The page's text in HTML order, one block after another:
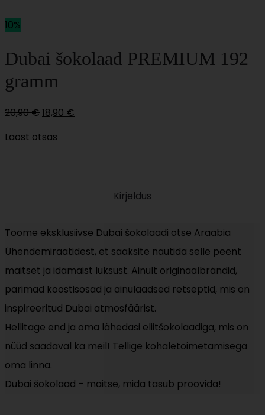
10%
Dubai šokolaad PREMIUM 192
gramm
20,90€Algne
oli:
18,90 €
Laost otsas
Kirjeldus
Toome eksklusiivse Dubai šokolaadi otse Araabia
Ühendemiraatidest, et saaksite nautida selle peent
maitset ja idamaist luksust. Ainult originaalbrändid,
parimad koostisosad ja ainulaadsed retseptid, mis on
inspireeritud Dubai atmosfäärist.
Hellitage end ja oma lähedasi eliitšokolaadiga, mis on
nüüd saadaval ka meil! Tellige kohaletoimetamisega
oma linna.
Dubai šokolaad – maitse, mida tasub proovida!